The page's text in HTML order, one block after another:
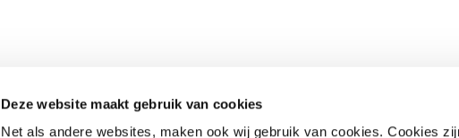
Deze website maakt gebruik van cookies
Net als andere websites, maken ook wij gebruik van cookies. Cookies